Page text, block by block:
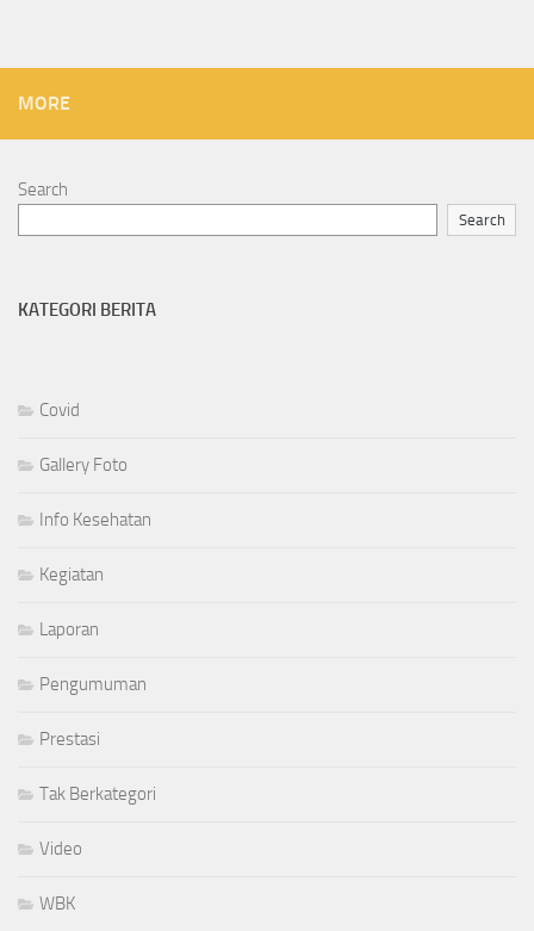
MORE
Search
Search
KATEGORI BERITA
Covid
Gallery Foto
Info Kesehatan
Kegiatan
Laporan
Pengumuman
Prestasi
Tak Berkategori
Video
WBK